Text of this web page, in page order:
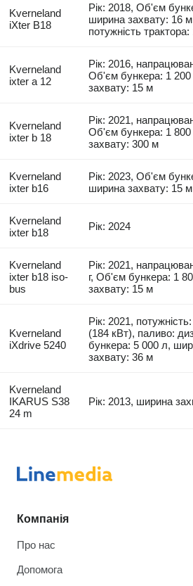
Kverneland
iXter B18
Рік: 2018, Об'єм
ширина захвату: 16
потужність трактора:
Kverneland
ixter a 12
Рік: 2016,
Об'єм бункера: 1
захвату: 15 м
Kverneland
ixter b 18
Рік: 2021,
Об'єм бункера: 1
захвату: 300 м
Kverneland
ixter b16
Рік: 2023, Об'єм
ширина захвату: 15 м
Kverneland
ixter b18
Рік: 2024
Kverneland
ixter b18 iso-
bus
Рік: 2021,
г, Об'єм бункера: 1
захвату: 15 м
Kverneland
iXdrive 5240
Рік: 2021,
(184 кВт), паливо:
бункера: 5 000 л,
захвату: 36 м
Kverneland
IKARUS S38
24 m
Рік: 2013, ширина
Компанія
Про нас
Допомога